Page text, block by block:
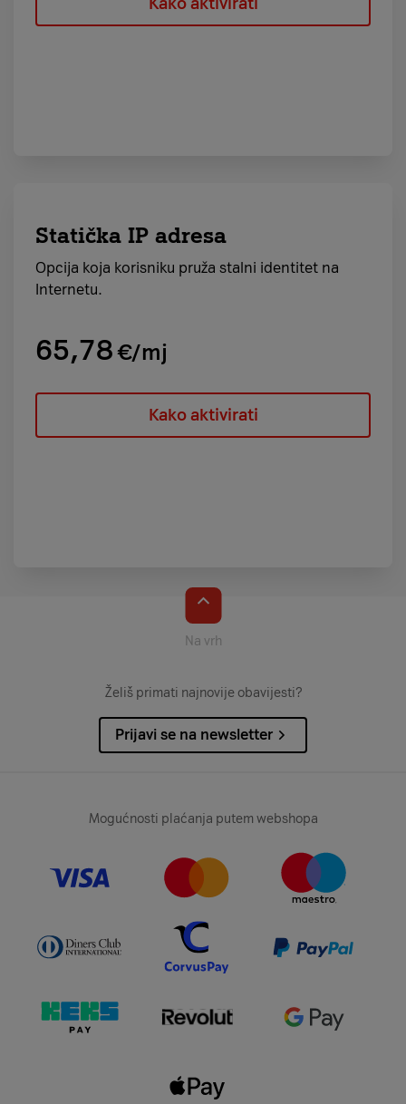
Statička IP adresa
Opcija koja korisniku pruža stalni identitet na
Internetu.
65,78€/mj
Kako aktivirati
Na vrh
Želiš primati najnovije obavijesti?
Prijavi se na newsletter
Mogućnosti plaćanja putem webshopa